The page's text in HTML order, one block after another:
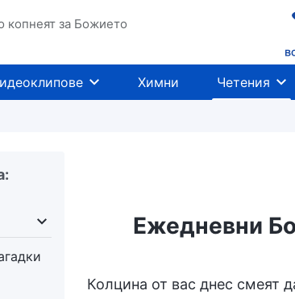
копнеят за Божието
Химни Четения
Разобличаване на религиозни
Ежедневни
Колцина от вас днес смеят